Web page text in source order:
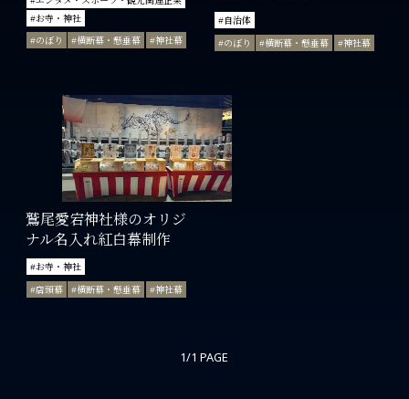
#お寺・神社
#のぼり
#横断幕・懸垂幕 #神社幕
#自治体
#のぼり
#横断幕・懸垂幕 #神社幕
鷲尾愛宕神社様のオリジ
ナル名入れ紅白幕制作
#お寺・神社
#店頭幕
#横断幕・懸垂幕 #神社幕
1/1 PAGE